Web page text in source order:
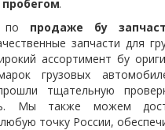
пробегом.
по продаже бу
запчасти для
ассортимент бу
грузовых
тщательную
Мы также можем
точку России,